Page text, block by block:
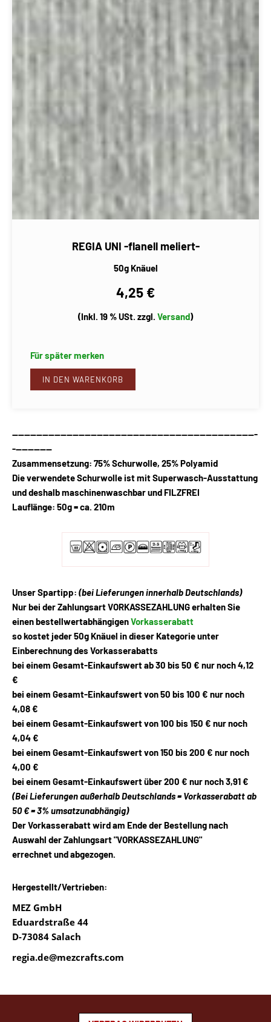
REGIA UNI -flanell meliert-
50g Knäuel
4,25 €
(Inkl. 19 % USt. zzgl. Versand)
Für später merken
IN DEN WARENKORB
---------------------------------------------------------------------------------
-------------
Zusammensetzung: 75% Schurwolle, 25% Polyamid
Die verwendete Schurwolle ist mit Superwasch-Ausstattung
und deshalb maschinenwaschbar und FILZFREI
Lauflänge: 50g = ca. 210m
Unser Spartipp: (bei Lieferungen innerhalb Deutschlands)
Nur bei der ZahlungsartVORKASSEZAHLUNGerhalten Sie
einen bestellwertabhängigenVorkasserabatt
so kostet jeder 50g Knäuel in dieser Kategorie unter
Einberechnung des Vorkasserabatts
bei einem Gesamt-Einkaufswert ab 30 bis 50 € nur noch4,12
€
bei einem Gesamt-Einkaufswert von 50 bis 100 € nur noch
4,08 €
bei einem Gesamt-Einkaufswert von 100 bis 150 € nur noch
4,04 €
bei einem Gesamt-Einkaufswert von 150 bis 200 € nur noch
4,00 €
bei einem Gesamt-Einkaufswert über 200 € nur noch3,91 €
(Bei Lieferungen außerhalb Deutschlands = Vorkasserabatt ab
50 € = 3% umsatzunabhängig)
Der Vorkasserabatt wird am Ende der Bestellung nach
Auswahl der Zahlungsart "VORKASSEZAHLUNG"
errechnet und abgezogen.
Hergestellt/Vertrieben:
MEZ GmbH
Eduardstraße 44
D-73084 Salach
regia.de@mezcrafts.com